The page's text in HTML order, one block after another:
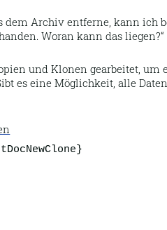
dem Archiv entferne, kann ich
Woran kann das liegen?
und Klonen gearbeitet,
es eine Möglichkeit, alle